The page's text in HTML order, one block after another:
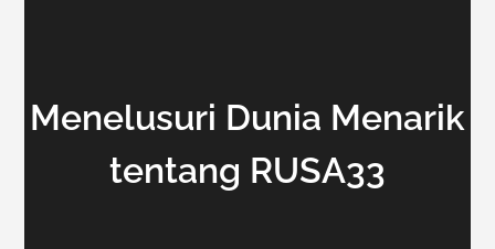
Menelusuri Dunia Menarik
tentang RUSA33